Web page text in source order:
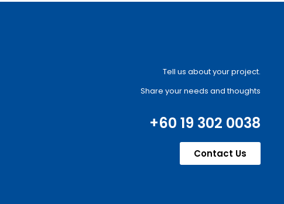
Tell us about your project.
Share your needs and thoughts
+60 19 302 0038
Contact Us